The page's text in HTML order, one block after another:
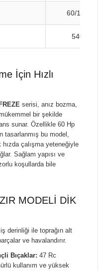
60/100
540
İçin Hızlı
serisi, anız bozma,
bir şekilde
sunar. Özellikle 60 Hp
tasarlanmış bu model,
çalışma yeteneğiyle
Sağlam yapısı ve
koşullarda bile
MODELİ DİK
derinliği ile toprağın alt
ve havalandırır.
Bıçaklar: 47 Rc
kullanım ve yüksek